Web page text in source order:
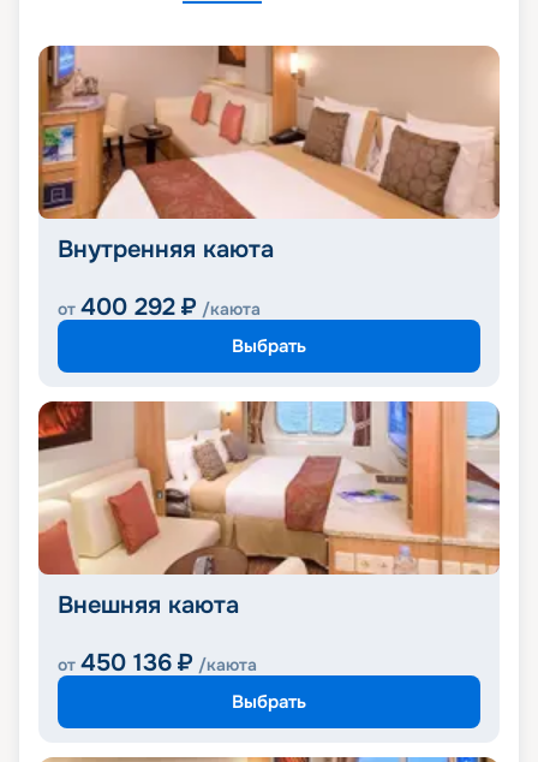
Внутренняя каюта
от 400 292 ₽ /каюта
Выбрать
Внешняя каюта
от 450 136 ₽ /каюта
Выбрать